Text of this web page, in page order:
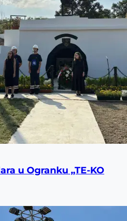
u Ogranku „TE-KO